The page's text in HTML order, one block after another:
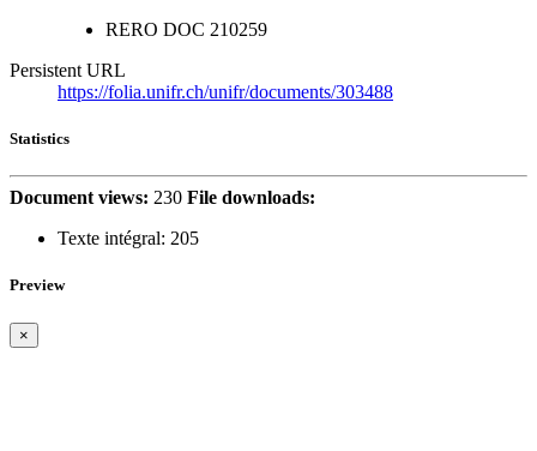
RERO DOC 210259
Persistent URL
https://folia.unifr.ch/unifr/documents/303488
Statistics
Document views: 230 File downloads:
Texte intégral: 205
Preview
×